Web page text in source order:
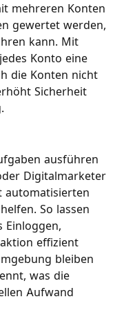
mehreren Konten
gewertet werden,
kann. Mit
Konto eine
die Konten nicht
Sicherheit
ausführen
Digitalmarketer
automatisierten
So lassen
Einloggen,
effizient
bleiben
was die
Aufwand